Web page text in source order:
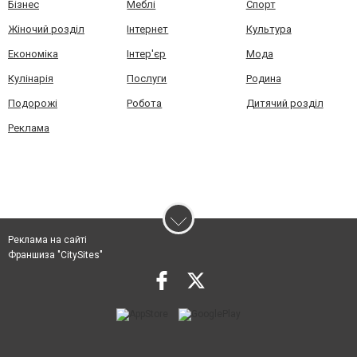
Бізнес Меблі Спорт
Жіночий розділ Інтернет Культура
Економіка Інтер'єр Мода
Кулінарія Послуги Родина
Подорожі Робота Дитячий розділ
Реклама
Реклама на сайті
Франшиза "CitySites"